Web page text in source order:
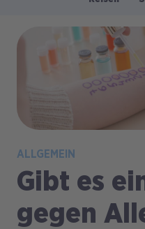
ALLGEMEIN
Gibt es
gegen